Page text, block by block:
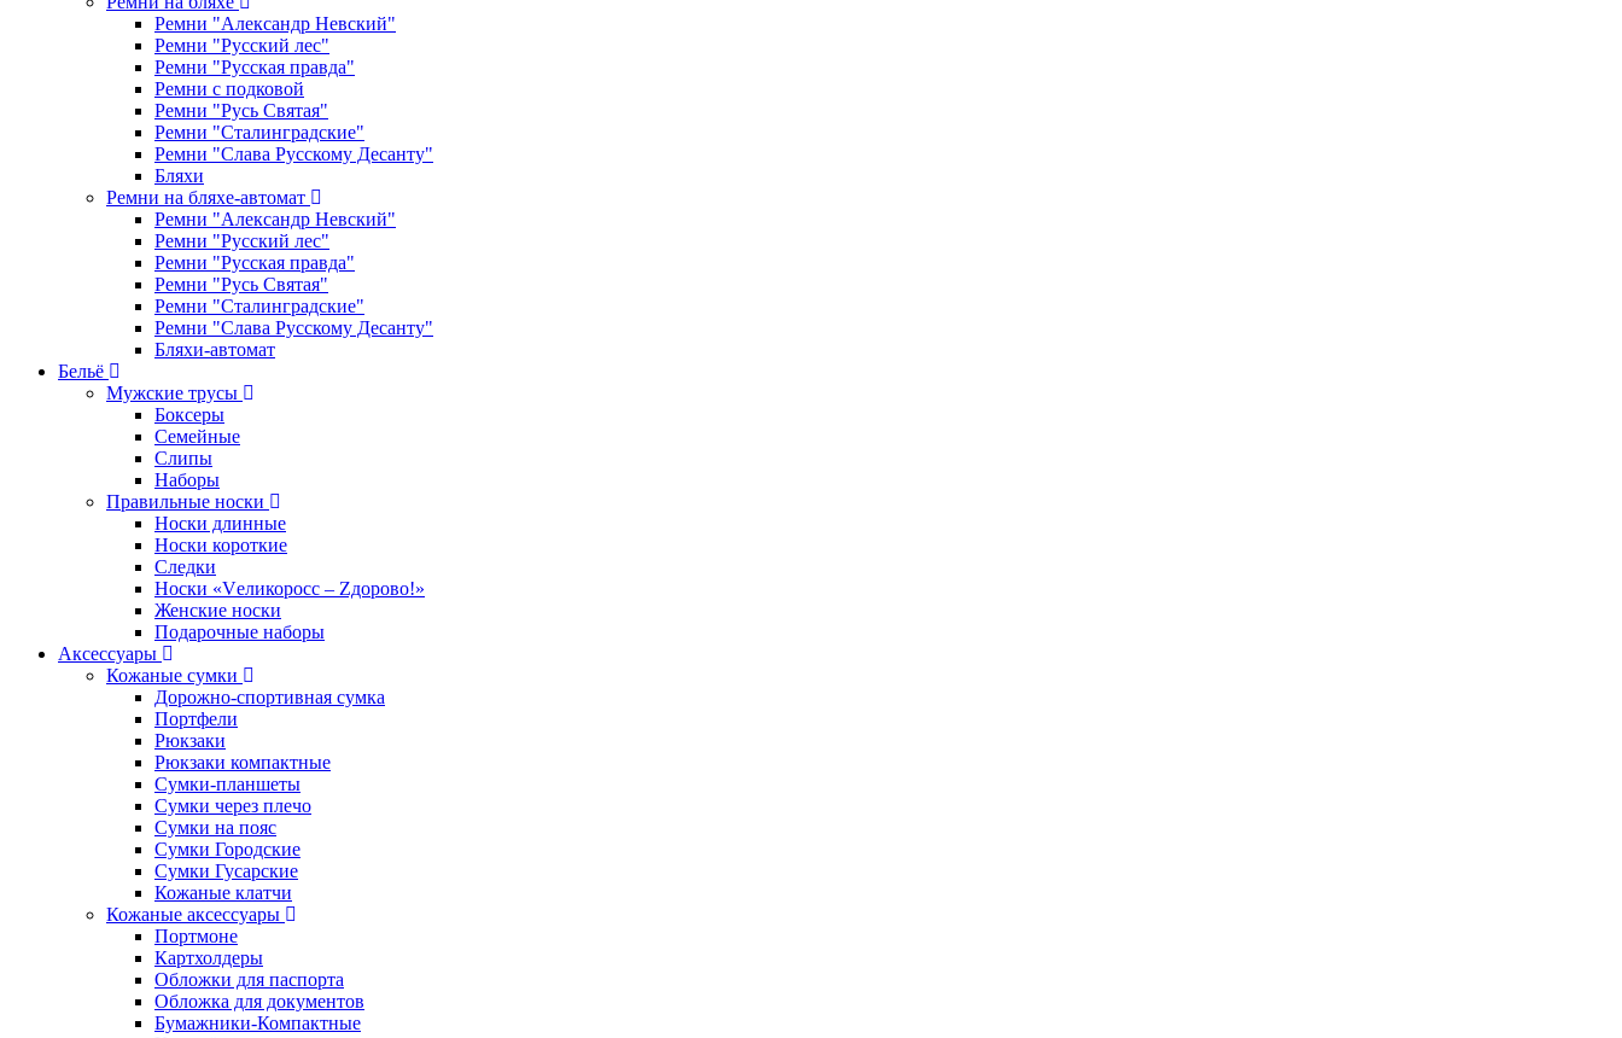
Ремни "Александр Невский"
Ремни "Русский лес"
Ремни "Русская правда"
Ремни с подковой
Ремни "Русь Святая"
Ремни "Сталинградские"
Ремни "Слава Русскому Десанту"
Бляхи
Ремни на бляхе-автомат
Ремни "Александр Невский"
Ремни "Русский лес"
Ремни "Русская правда"
Ремни "Русь Святая"
Ремни "Сталинградские"
Ремни "Слава Русскому Десанту"
Бляхи-автомат
Бельё
Мужские трусы
Боксеры
Семейные
Слипы
Наборы
Правильные носки
Носки длинные
Носки короткие
Следки
Носки «Vеликоросс – Zдорово!»
Женские носки
Подарочные наборы
Аксессуары
Кожаные сумки
Дорожно-спортивная сумка
Портфели
Рюкзаки
Рюкзаки компактные
Сумки-планшеты
Сумки через плечо
Сумки на пояс
Сумки Городские
Сумки Гусарские
Кожаные клатчи
Кожаные аксессуары
Портмоне
Картхолдеры
Обложки для паспорта
Обложка для документов
Бумажники-Компактные